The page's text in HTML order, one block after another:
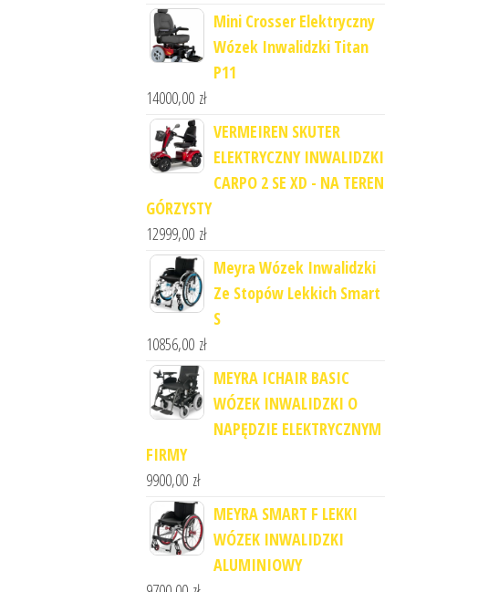
Mini Crosser Elektryczny
Wózek Inwalidzki Titan
P11
14000,00 zł
VERMEIREN SKUTER
ELEKTRYCZNY INWALIDZKI
CARPO 2 SE XD - NA TEREN
GÓRZYSTY
12999,00 zł
Meyra Wózek Inwalidzki
Ze Stopów Lekkich Smart
S
10856,00 zł
MEYRA ICHAIR BASIC
WÓZEK INWALIDZKI O
NAPĘDZIE ELEKTRYCZNYM
FIRMY
9900,00 zł
MEYRA SMART F LEKKI
WÓZEK INWALIDZKI
ALUMINIOWY